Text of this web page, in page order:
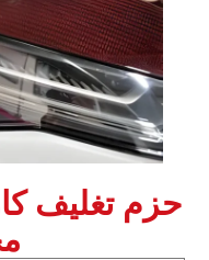
‏حزم تغليف